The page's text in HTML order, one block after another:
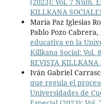
KILLKANA
María Paz Iglesias
Pablo Pozo Cabrera,
educativa en la
Killkana Social: Vol.
REVISTA KILLKANA
Iván Gabriel
que regula el
Universidades de